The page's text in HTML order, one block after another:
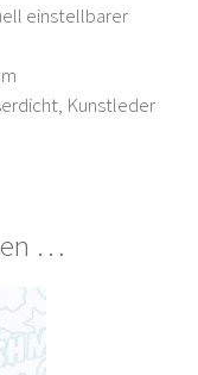
einstellbarer
Kunstleder
…